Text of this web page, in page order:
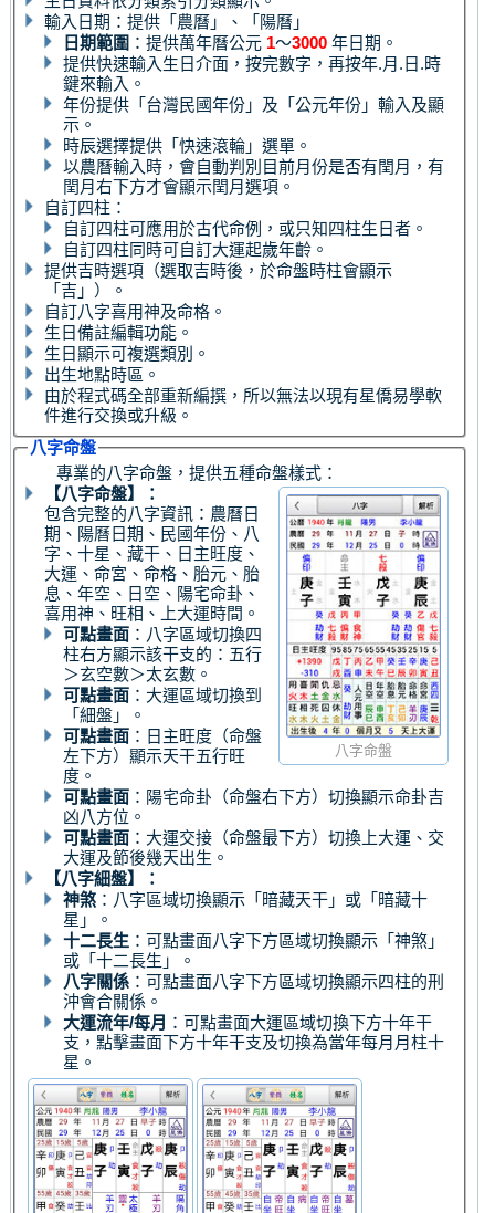
輸入日期：提供「農曆」、「陽曆」
日期範圍 ：提供萬年曆公元 1～3000 年日期。
提供快速輸入生日介面，按完數字，再按年.月.日.時
鍵來輸入。
年份提供「台灣民國年份」及「公元年份」輸入及顯
示。
時辰選擇提供「快速滾輪」選單。
以農曆輸入時，會自動判別目前月份是否有閏月，有
閏月右下方才會顯示閏月選項。
自訂四柱：
自訂四柱可應用於古代命例，或只知四柱生日者。
自訂四柱同時可自訂大運起歲年齡。
提供吉時選項（選取吉時後，於命盤時柱會顯示
「吉」）。
自訂八字喜用神及命格。
生日備註編輯功能。
生日顯示可複選類別。
出生地點時區。
由於程式碼全部重新編撰，所以無法以現有星僑易學軟
件進行交換或升級。
八字命盤
專業的八字命盤，提供五種命盤樣式：
八字命盤
【八字命盤】：
包含完整的八字資訊：農曆日
期、陽曆日期、民國年份、八
字、十星、藏干、日主旺度、
大運、命宮、命格、胎元、胎
息、年空、日空、陽宅命卦、
喜用神、旺相、上大運時間。
可點畫面 ：八字區域切換四
柱右方顯示該干支的：五行
＞玄空數＞太玄數。
可點畫面 ：大運區域切換到
「細盤」。
可點畫面 ：日主旺度（命盤
左下方）顯示天干五行旺
度。
可點畫面 ：陽宅命卦（命盤右下方）切換顯示命卦吉
凶八方位。
可點畫面 ：大運交接（命盤最下方）切換上大運、交
大運及節後幾天出生。
【八字細盤】：
神煞 ：八字區域切換顯示「暗藏天干」或「暗藏十
星」。
十二長生 ：可點畫面八字下方區域切換顯示「神煞」
或「十二長生」。
八字關係 ：可點畫面八字下方區域切換顯示四柱的刑
沖會合關係。
大運流年/每月 ：可點畫面大運區域切換下方十年干
支，點擊畫面下方十年干支及切換為當年每月月柱十
星。